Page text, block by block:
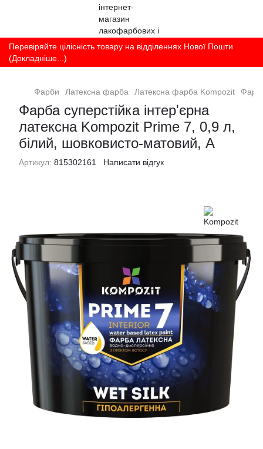
Перевіряйте цілісність товару на відділеннях Нової Пошти
(Докладніше...)
Фарби Латексна фарба Латексна фарба Kompozit
Фарба суперстійка інтер'єрна
латексна Kompozit Prime 7, 0,9 л,
білий, шовковисто-матовий, A
Артикул: 815302161 Написати відгук